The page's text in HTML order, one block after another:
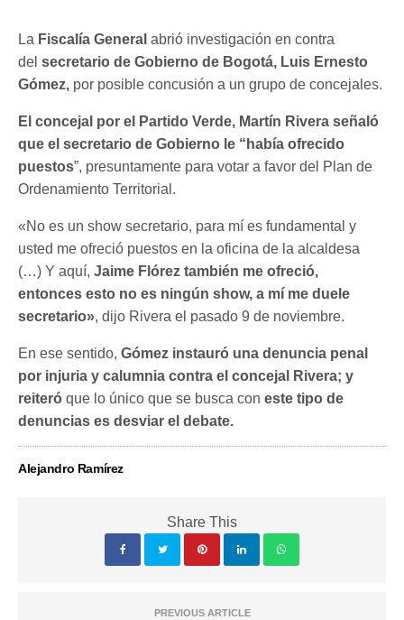
La Fiscalía General abrió investigación en contra
delsecretario de Gobierno de Bogotá, Luis Ernesto
Gómez, por posible concusión a un grupo de concejales.
El concejal por el Partido Verde, Martín Rivera señaló
que el secretario de Gobierno le “había ofrecido
puestos”, presuntamente para votar a favor del Plan de
Ordenamiento Territorial.
«No es un show secretario, para mí es fundamental y
usted me ofreció puestos en la oficina de la alcaldesa
(…) Y aquí,Jaime Flórez también me ofreció,
entonces esto no es ningún show, a mí me duele
secretario», dijo Rivera el pasado 9 de noviembre.
En ese sentido,Gómez instauró una denuncia penal
por injuria y calumnia contra el concejal Rivera; y
reiteró que lo único que se busca con este tipo de
denuncias es desviar el debate.
Alejandro Ramírez
Share This
PREVIOUS ARTICLE